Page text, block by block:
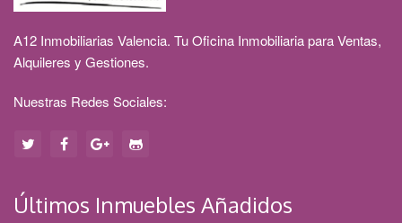
A12 Inmobiliarias Valencia. Tu Oficina Inmobiliaria para Ventas,
Alquileres y Gestiones.
Nuestras Redes Sociales:
Últimos Inmuebles Añadidos